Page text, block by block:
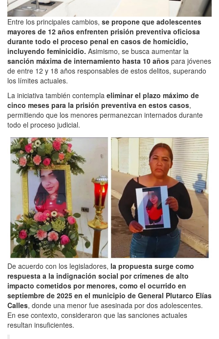
Entre los principales cambios, se propone que adolescentes
mayores de 12 años enfrenten prisión preventiva oficiosa
durante todo el proceso penal en casos de homicidio,
incluyendo feminicidio. Asimismo, se busca aumentar la
sanción máxima de internamiento hasta 10 años para jóvenes
de entre 12 y 18 años responsables de estos delitos, superando
los límites actuales.
La iniciativa también contempla eliminar el plazo máximo de
cinco meses para la prisión preventiva en estos casos,
permitiendo que los menores permanezcan internados durante
todo el proceso judicial.
De acuerdo con los legisladores, la propuesta surge como
respuesta a la indignación social por crímenes de alto
impacto cometidos por menores, como el ocurrido en
septiembre de 2025 en el municipio de General Plutarco Elías
Calles, donde una menor fue asesinada por dos adolescentes.
En ese contexto, consideraron que las sanciones actuales
resultan insuficientes.